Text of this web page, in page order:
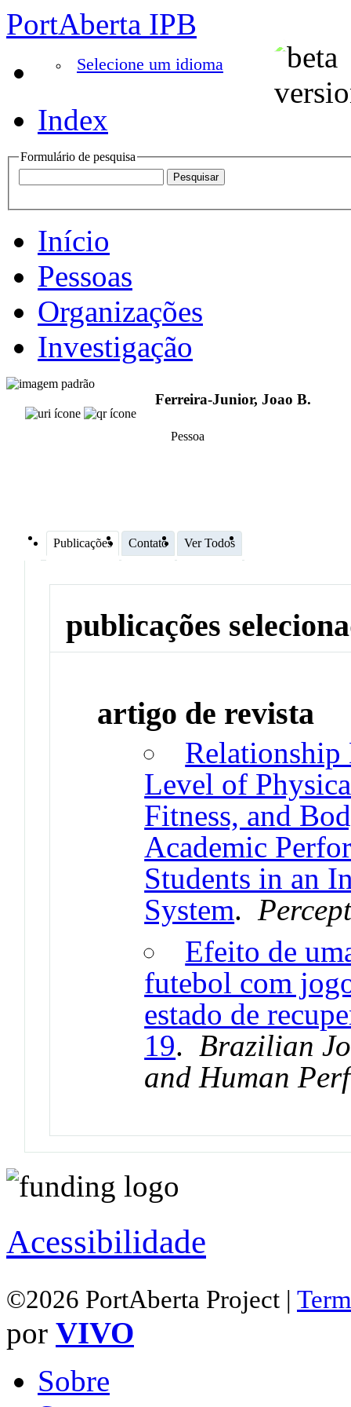
PortAberta IPB
Selecione um idioma
Index
Formulário de pesquisa
Início
Pessoas
Organizações
Investigação
Ferreira-Junior, Joao B.
Pessoa
Publicações Contato Ver Todos
publicações
artigo de revista
Level of
Fitness, and
Academic
Students in an
System.
Efeito de
futebol com
estado de
19. Brazilian
and Human
Acessibilidade
©2026 PortAberta Project |
por VIVO
Sobre